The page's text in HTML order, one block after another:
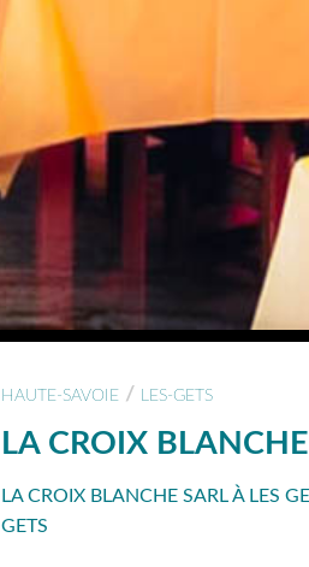
HAUTE-SAVOIE / LES-GETS
LA CROIX
LA CROIX BLANCHE SARL À LES
GETS